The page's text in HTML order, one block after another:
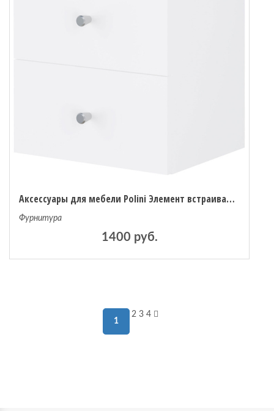
Аксессуары для мебели Polini Элемент встраиваемый с 2 ящиками для стеллажа Home Smart
Фурнитура
1400 руб.
1
2 3 4